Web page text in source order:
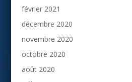
février 2021
décembre 2020
novembre 2020
octobre 2020
août 2020